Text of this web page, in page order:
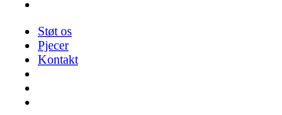
Støt os
Pjecer
Kontakt